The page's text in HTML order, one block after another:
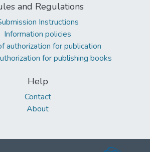
and Regulations
Instructions
Information policies
authorization for publication
for publishing books
Help
Contact
About